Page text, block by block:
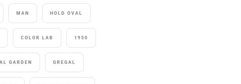
MAN HOLD OVAL
COLOR LAB 1950
GARDEN GREGAL